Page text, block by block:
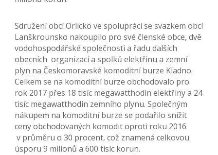
Sdružení obcí Orlicko ve spolupráci se svazkem obcí
Lanškrounsko nakoupilo pro své členské obce, dvě
vodohospodářské společnosti a řadu dalších
obecních organizací a spolků elektřinu a zemní
plyn na Českomoravské komoditní burze Kladno.
Celkem se na komoditní burze obchodovalo pro
rok 2017 přes 18 tisíc megawatthodin elektřiny a 24
tisíc megawatthodin zemního plynu. Společným
nákupem na komoditní burze se podařilo snížit
ceny obchodovaných komodit oproti roku 2016
v průměru o 30 procent, což znamená celkovou
úsporu 9 milionů a 600 tisíc korun.